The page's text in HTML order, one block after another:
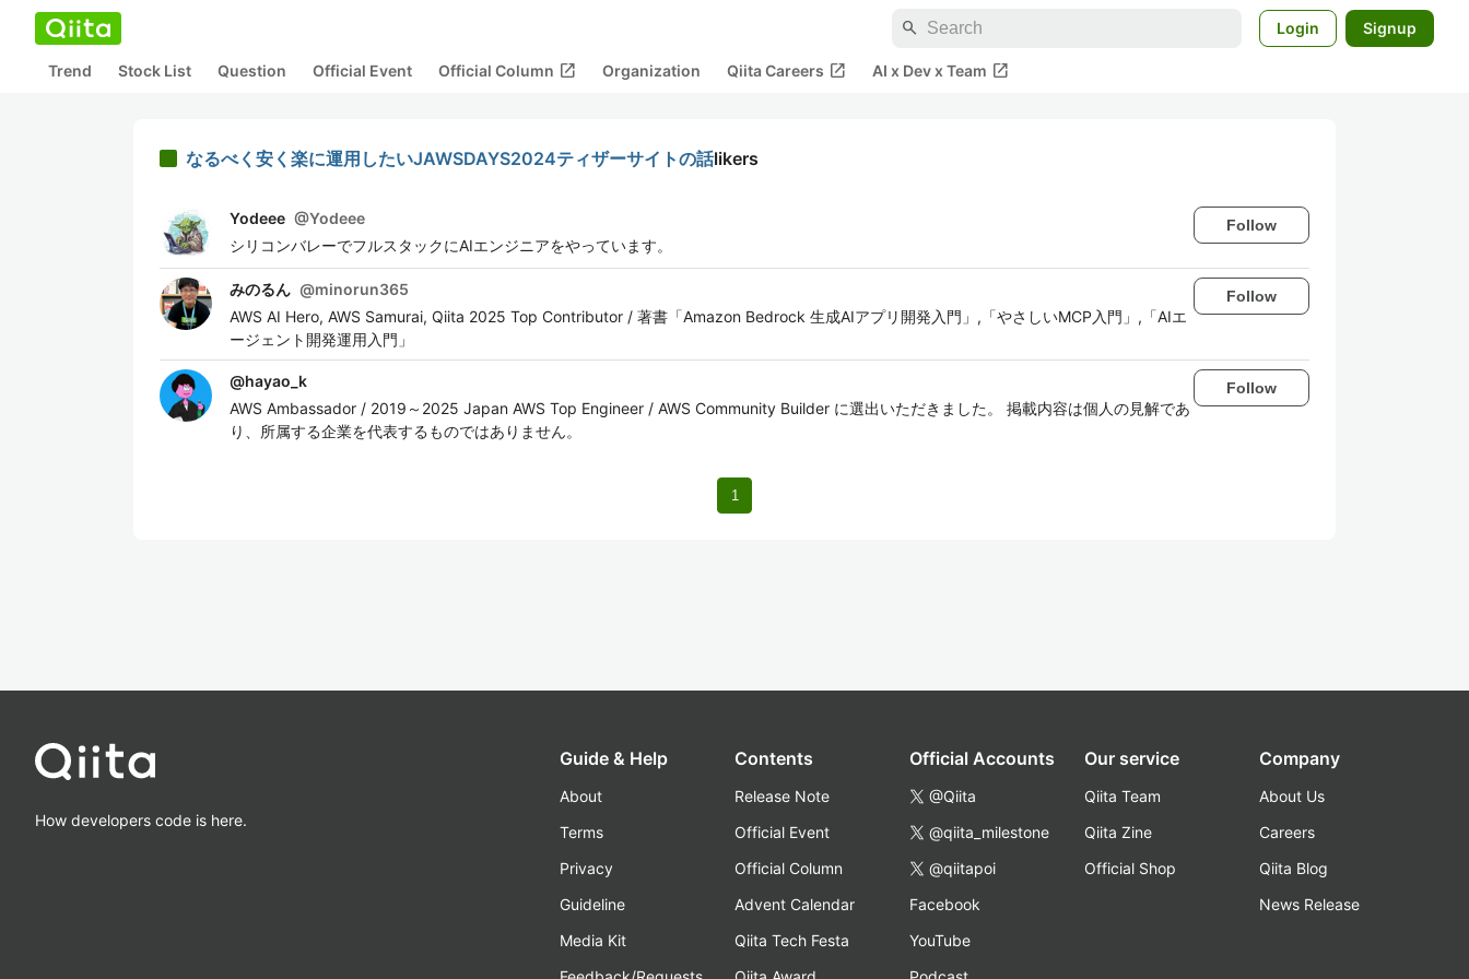
search Login Signup
Trend Stock List Question Official Event Official Column open_in_new Organization Qiita Careers open_in_new AI x Dev x Team open_in_new
なるべく安く楽に運用したいJAWSDAYS2024ティザーサイトの話likers
Yodeee @Yodeee
シリコンバレーでフルスタックにAIエンジニアをやっています。
Follow
みのるん @minorun365
AWS AI Hero, AWS Samurai, Qiita 2025 Top Contributor / 著書「Amazon Bedrock 生成AIアプリ開発入門」,「やさしいMCP入門」,「AIエ
ージェント開発運用入門」
Follow
@hayao_k
AWS Ambassador / 2019～2025 Japan AWS Top Engineer / AWS Community Builder に選出いただきました。 掲載内容は個人の見解であ
り、所属する企業を代表するものではありません。
Follow
1
How developers code is here.
Guide & Help
About
Terms
Privacy
Guideline
Media Kit
Contents
Release Note
Official Event
Official Column
Advent Calendar
Qiita Tech Festa
Official Accounts
@Qiita
@qiita_milestone
@qiitapoi
Facebook
YouTube
Our service
Qiita Team
Qiita Zine
Official Shop
Company
About Us
Careers
Qiita Blog
News Release